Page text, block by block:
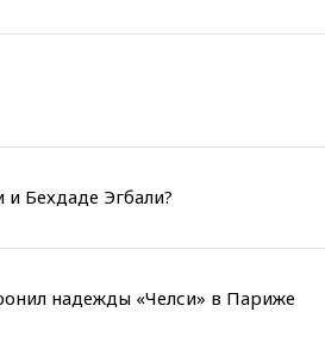
Бехдаде Эгбали?
надежды «Челси» в Париже